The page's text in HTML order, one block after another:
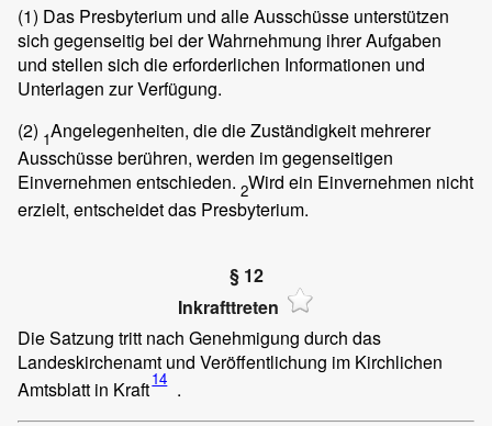
(1) Das Presbyterium und alle Ausschüsse unterstützen
sich gegenseitig bei der Wahrnehmung ihrer Aufgaben
und stellen sich die erforderlichen Informationen und
Unterlagen zur Verfügung.
(2) 1Angelegenheiten, die die Zuständigkeit mehrerer
Ausschüsse berühren, werden im gegenseitigen
Einvernehmen entschieden. 2Wird ein Einvernehmen nicht
erzielt, entscheidet das Presbyterium.
§ 12
Inkrafttreten
Die Satzung tritt nach Genehmigung durch das
Landeskirchenamt und Veröffentlichung im Kirchlichen
Amtsblatt in Kraft14 .